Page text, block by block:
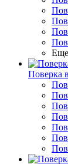
Еще
Поверка